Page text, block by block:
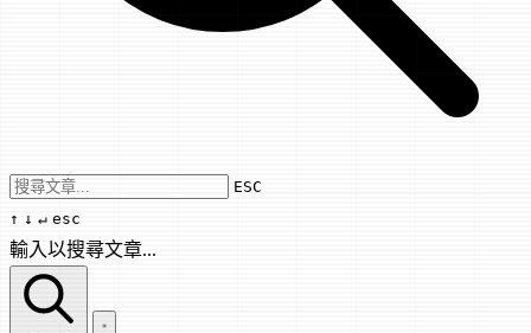
Use arrow keys to navigate results,
ESC
↑ ↓ ↵ esc
輸入以搜尋文章...
搜尋文章...